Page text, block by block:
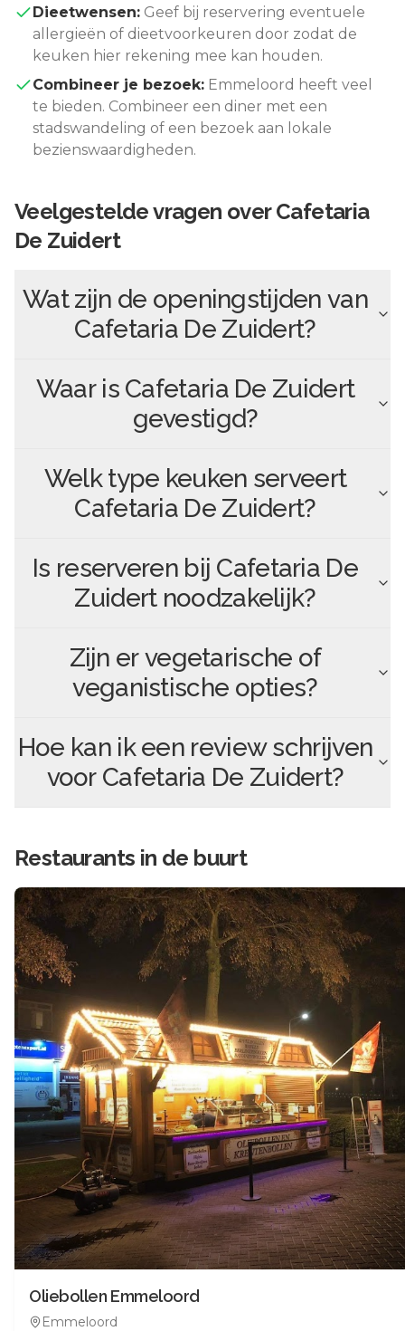
Dieetwensen: Geef bij reservering eventuele
allergieën of dieetvoorkeuren door zodat de
keuken hier rekening mee kan houden.
Combineer je bezoek: Emmeloord heeft veel
te bieden. Combineer een diner met een
stadswandeling of een bezoek aan lokale
bezienswaardigheden.
Veelgestelde vragen overCafetaria
De Zuidert
Wat zijn de openingstijden van
Cafetaria De Zuidert?
Waar is Cafetaria De Zuidert
gevestigd?
Welk type keuken serveert
Cafetaria De Zuidert?
Is reserveren bij Cafetaria De
Zuidertnoodzakelijk?
Zijn er vegetarische of
veganistische opties?
Hoe kan ik een review schrijven
voor Cafetaria De Zuidert?
Restaurants in de buurt
Oliebollen Emmeloord
Emmeloord